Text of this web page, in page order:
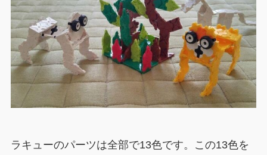
ラキューのパーツは全部で13色です。この13色を